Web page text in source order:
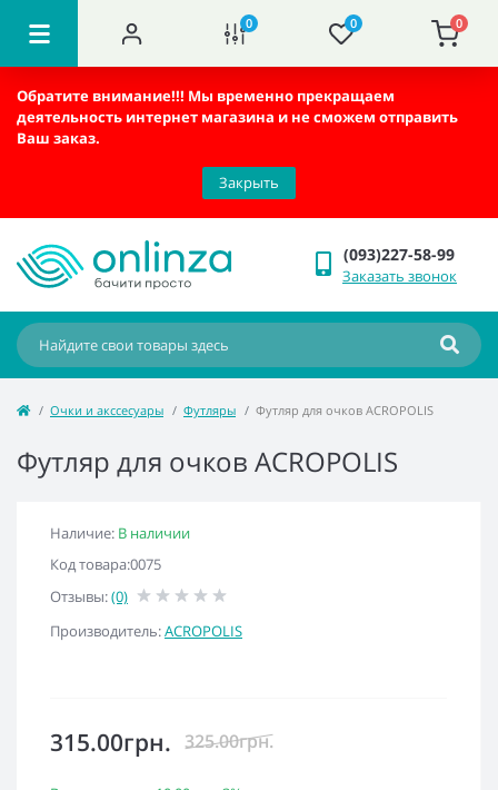
0 0 0
Обратите внимание!!! Мы временно прекращаем
деятельность интернет магазина и не сможем отправить
Ваш заказ.
Закрыть
(093)227-58-99
Заказать звонок
Очки и акссесуары Футляры Футляр для очков ACROPOLIS
Футляр для очков ACROPOLIS
Наличие: В наличии
Код товара:0075
Отзывы:(0)
Производитель:ACROPOLIS
315.00грн. 325.00грн.